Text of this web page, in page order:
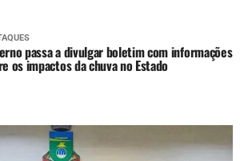
passa a divulgar boletim com informações
os impactos da chuva no Estado